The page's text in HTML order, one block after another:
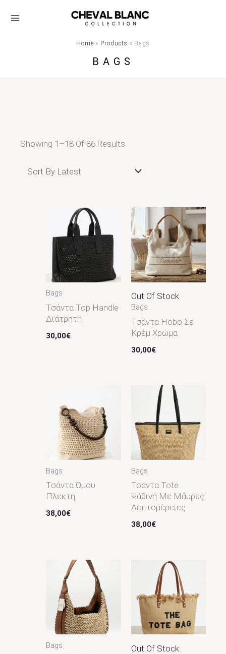
Home Products Bags
BAGS
Μέγεθος
3
Burgundy2
Rose Gold1
Showing 1–18 Of 86 Results
By
Bags
Τσάντα Top Handle
Διάτρητη
30,00€
Out Of Stock
Bags
Τσάντα Hobo Σε
Κρέμ Χρώμα
30,00€
Bags
Τσάντα Ώμου
Πλεκτή
38,00€
Bags
Τσάντα Tote
Ψάθινη Με Μάυρες
Λεπτομέρειες
38,00€
Bags Out Of Stock